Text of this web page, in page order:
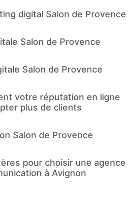
digital Salon de Provence
Salon de Provence
Salon de Provence
votre réputation en ligne
plus de clients
Salon de Provence
pour choisir une agence
à Avignon